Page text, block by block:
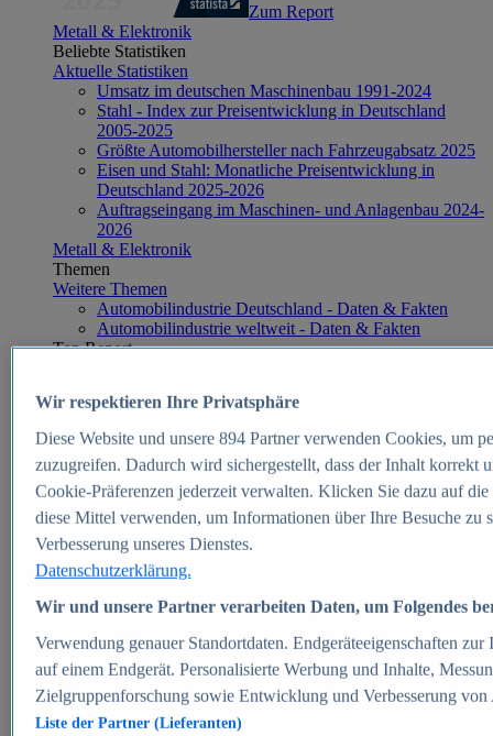
Zum Report
Metall & Elektronik
Beliebte Statistiken
Aktuelle Statistiken
Umsatz im deutschen Maschinenbau 1991-2024
Stahl - Index zur Preisentwicklung in Deutschland
2005-2025
Größte Automobilhersteller nach Fahrzeugabsatz 2025
Eisen und Stahl: Monatliche Preisentwicklung in
Deutschland 2025-2026
Auftragseingang im Maschinen- und Anlagenbau 2024-
2026
Metall & Elektronik
Themen
Weitere Themen
Automobilindustrie Deutschland - Daten & Fakten
Automobilindustrie weltweit - Daten & Fakten
Top Report
Zum Report
E-commerce
Beliebte Statistiken
Aktuelle Statistiken
E-Commerce - Entwicklung des Umsatzes in
Deutschland 1999-2025
Umsatz von Amazon in Deutschland und weltweit
2010-2025
B2C-E-Commerce: Top-50 Online Shops in
Deutschland 2024
Marktanteile von Online-Zahlungsverfahren in
Deutschland 2024
Umsatzstarke Warengruppen im Online-Handel in
Deutschland 2023-2025
Wir respektieren Ihre Privatsphäre
Diese Website und unsere 894Partner verwenden Cookies, um
zuzugreifen. Dadurch wird sichergestellt, dass der Inhalt korrekt
Cookie-Präferenzen jederzeit verwalten. Klicken Sie dazu auf
diese Mittel verwenden, um Informationen über Ihre Besuche
Verbesserung unseres Dienstes.
Datenschutzerklärung.
Wir und unsere Partner verarbeiten Daten, um Folgendes
Verwendung genauer Standortdaten. Endgeräteeigenschaften
auf einem Endgerät. Personalisierte Werbung und Inhalte,
Zielgruppenforschung sowie Entwicklung und Verbesserung von
Liste der Partner (Lieferanten)